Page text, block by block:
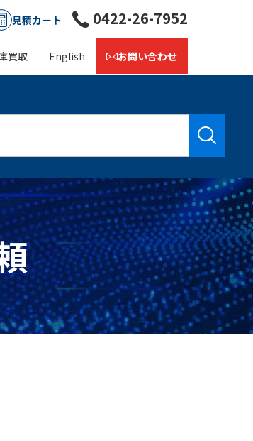
見積カート
買取 English お問い合わせ
0422-26-7952